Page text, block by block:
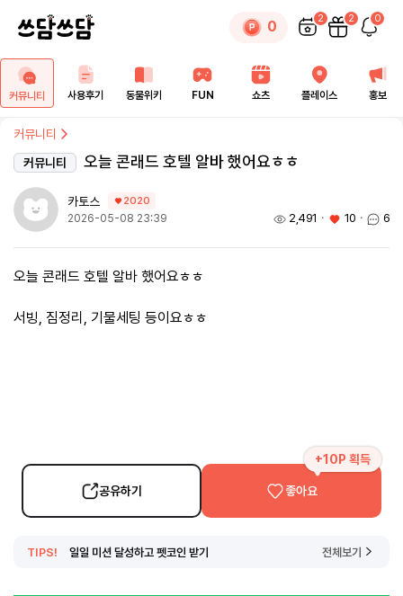
0 2 2 0
커뮤니티 사용후기 동물위키 FUN 쇼츠 플레이스 홍보
커뮤니티
커뮤니티
오늘 콘래드 호텔 알바 했어요ㅎㅎ
카토스 2020
2026-05-08 23:39 2,491 ㆍ 10 ㆍ 6
오늘 콘래드 호텔 알바 했어요ㅎㅎ
서빙, 짐정리, 기물세팅 등이요ㅎㅎ
공유하기
+10P 획득
좋아요
TIPS! 일일 미션 달성하고 펫코인 받기 전체보기